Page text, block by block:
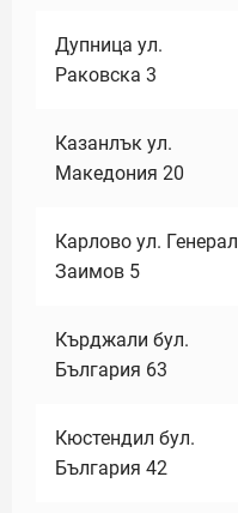
Дупница ул.
Раковска 3
Казанлък ул.
Македония 20
Карлово ул. Генерал
Заимов 5
Кърджали бул.
България 63
Кюстендил бул.
България 42